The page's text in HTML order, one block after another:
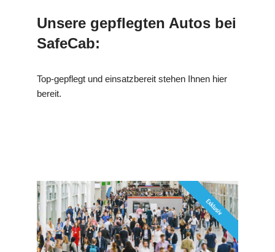
Unsere gepflegten Autos bei
SafeCab:
Top-gepflegt und einsatzbereit stehen Ihnen hier
bereit.